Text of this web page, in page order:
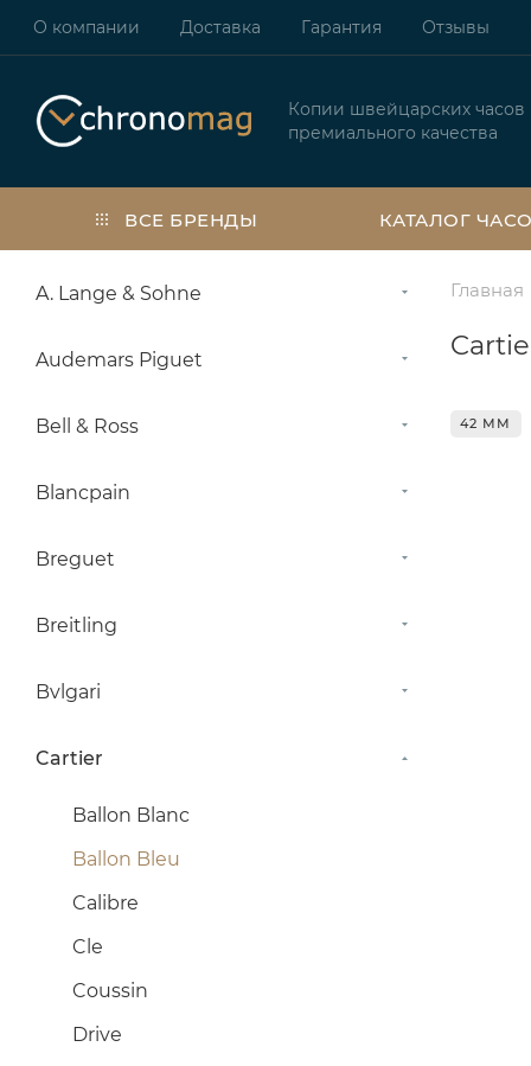
О компании Доставка Гарантия Отзывы
Копии швейцарских часов
премиального качества
ВСЕ БРЕНДЫ КАТАЛОГ
Главная
42 ММ
A. Lange & Sohne
Audemars Piguet
Bell & Ross
Blancpain
Breguet
Breitling
Bvlgari
Cartier
Ballon Blanc
Ballon Bleu
Calibre
Cle
Coussin
Drive